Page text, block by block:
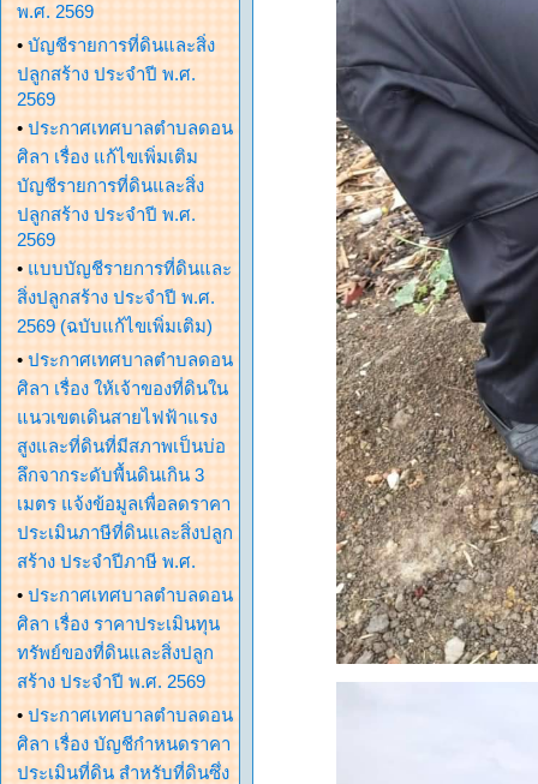
พ.ศ. 2569
• บัญชีรายการที่ดินและสิ่ง
ปลูกสร้าง ประจำปี พ.ศ.
2569
• ประกาศเทศบาลตำบลดอน
ศิลา เรื่อง แก้ไขเพิ่มเติม
บัญชีรายการที่ดินและสิ่ง
ปลูกสร้าง ประจำปี พ.ศ.
2569
• แบบบัญชีรายการที่ดินและ
สิ่งปลูกสร้าง ประจำปี พ.ศ.
2569 (ฉบับแก้ไขเพิ่มเติม)
• ประกาศเทศบาลตำบลดอน
ศิลา เรื่อง ให้เจ้าของที่ดินใน
แนวเขตเดินสายไฟฟ้าแรง
สูงและที่ดินที่มีสภาพเป็นบ่อ
ลึกจากระดับพื้นดินเกิน 3
เมตร แจ้งข้อมูลเพื่อลดราคา
ประเมินภาษีที่ดินและสิ่งปลูก
สร้าง ประจำปีภาษี พ.ศ.
• ประกาศเทศบาลตำบลดอน
ศิลา เรื่อง ราคาประเมินทุน
ทรัพย์ของที่ดินและสิ่งปลูก
สร้าง ประจำปี พ.ศ. 2569
• ประกาศเทศบาลตำบลดอน
ศิลา เรื่อง บัญชีกำหนดราคา
ประเมินที่ดิน สำหรับที่ดินซึ่ง